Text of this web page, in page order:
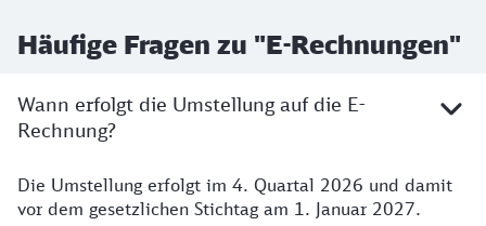
Häufige Fragen zu "E-Rechnungen"
Wann erfolgt die Umstellung auf die E-
Rechnung?
Die Umstellung erfolgt im 4. Quartal 2026 und damit
vor dem gesetzlichen Stichtag am 1. Januar 2027.